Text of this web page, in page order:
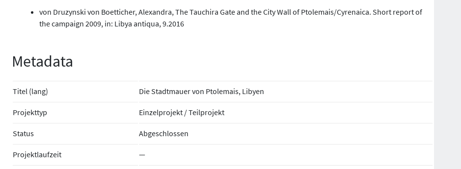
von Druzynski von Boetticher, Alexandra, The Tauchira Gate and the City Wall of Ptolemais/Cyrenaica. Short report of
the campaign 2009, in: Libya antiqua, 9.2016
Metadata
Titel (lang) Die Stadtmauer von Ptolemais, Libyen
Projekttyp Einzelprojekt / Teilprojekt
Status Abgeschlossen
Projektlaufzeit —